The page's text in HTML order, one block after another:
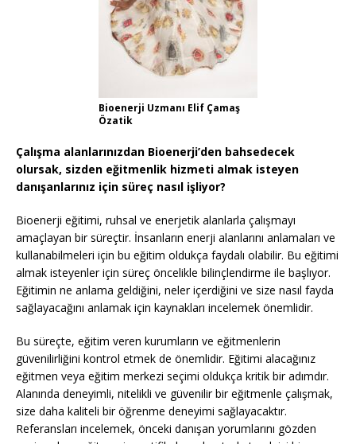
Bioenerji Uzmanı Elif Çamaş
Özatik
Çalışma alanlarınızdan Bioenerji’den bahsedecek
olursak, sizden eğitmenlik hizmeti almak isteyen
danışanlarınız için süreç nasıl işliyor?
Bioenerji eğitimi, ruhsal ve enerjetik alanlarla çalışmayı
amaçlayan bir süreçtir. İnsanların enerji alanlarını anlamaları ve
kullanabilmeleri için bu eğitim oldukça faydalı olabilir. Bu eğitimi
almak isteyenler için süreç öncelikle bilinçlendirme ile başlıyor.
Eğitimin ne anlama geldiğini, neler içerdiğini ve size nasıl fayda
sağlayacağını anlamak için kaynakları incelemek önemlidir.
Bu süreçte, eğitim veren kurumların ve eğitmenlerin
güvenilirliğini kontrol etmek de önemlidir. Eğitimi alacağınız
eğitmen veya eğitim merkezi seçimi oldukça kritik bir adımdır.
Alanında deneyimli, nitelikli ve güvenilir bir eğitmenle çalışmak,
size daha kaliteli bir öğrenme deneyimi sağlayacaktır.
Referansları incelemek, önceki danışan yorumlarını gözden